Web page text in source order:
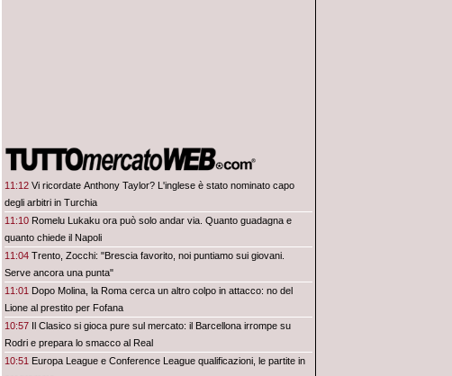
11:12 Vi ricordate Anthony Taylor? L'inglese è stato nominato capo
degli arbitri in Turchia
11:10 Romelu Lukaku ora può solo andar via. Quanto guadagna e
quanto chiede il Napoli
11:04 Trento, Zocchi: "Brescia favorito, noi puntiamo sui giovani.
Serve ancora una punta"
11:01 Dopo Molina, la Roma cerca un altro colpo in attacco: no del
Lione al prestito per Fofana
10:57 Il Clasico si gioca pure sul mercato: il Barcellona irrompe su
Rodri e prepara lo smacco al Real
10:51 Europa League e Conference League qualificazioni, le partite in